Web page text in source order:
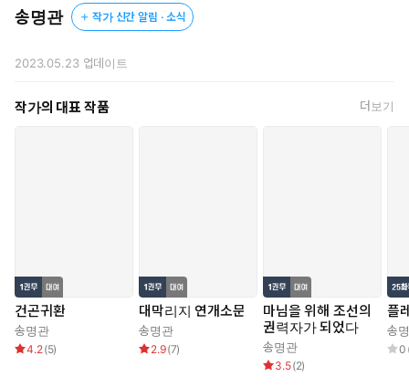
송명관 작가 신간 알림 · 소식
2023.05.23업데이트
작가의 대표 작품 더보기
건곤귀환
송명관
4.2(5)
대막리지 연개소문
송명관
2.9(7)
마님을 위해 조선의
권력자가 되었다
송명관
3.5(2)
플
송
0